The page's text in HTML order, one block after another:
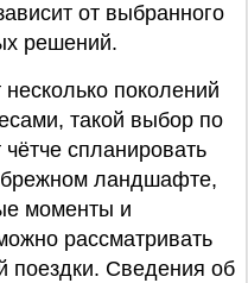
от выбранного
решений.
поколений
такой выбор по
спланировать
ландшафте,
моменты и
рассматривать
поездки. Сведения об